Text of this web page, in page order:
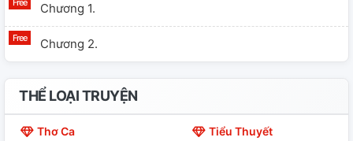
Chương 1.
Chương 2.
THỂ LOẠI TRUYỆN
Thơ Ca Tiểu Thuyết